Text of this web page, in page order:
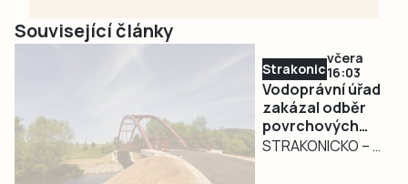
Související články
Strakonicko
včera
16:03
Vodoprávní úřad
zakázal odběr
povrchových
vod na
STRAKONICKO – V